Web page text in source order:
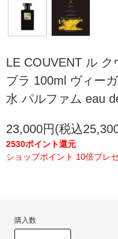
LE COUVENT ル
ブラ 100ml ヴィー
水 パルファム eau
23,000円(税込
2530ポイント還元
ショップポイント 10倍プレ
購入数